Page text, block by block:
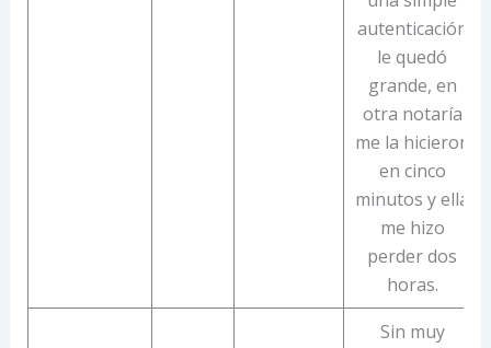
autenticación
le quedó
grande, en
otra notaría
me la hicieron
en cinco
minutos y ella
me hizo
perder dos
horas.
Sin muy